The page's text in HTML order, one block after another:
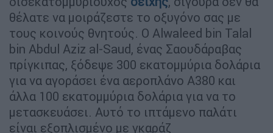
θέλατε να μοιράζεστε το οξυγόνο σας με
τους κοινούς θνητούς. Ο Alwaleed bin Talal
bin Abdul Aziz al-Saud, ένας Σαουδάραβας
πρίγκιπας, ξόδεψε 300 εκατομμύρια δολάρια
για να αγοράσει ένα αεροπλάνο A380 και
άλλα 100 εκατομμύρια δολάρια για να το
μετασκευάσει. Αυτό το ιπτάμενο παλάτι
είναι εξοπλισμένο με γκαράζ